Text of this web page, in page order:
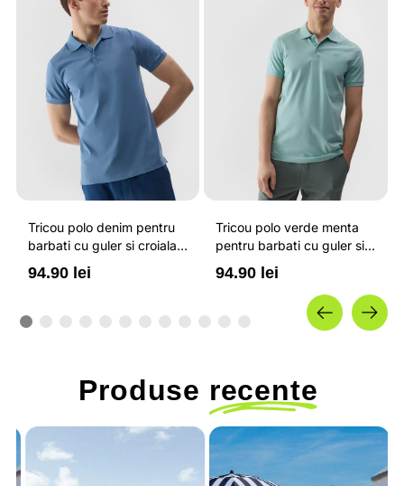
Tricou polo denim pentru
barbati cu guler si croiala
regular 4F
94.90 lei
Tricou polo verde menta
pentru barbati cu guler si
croiala regular 4F
94.90 lei
Produse recente